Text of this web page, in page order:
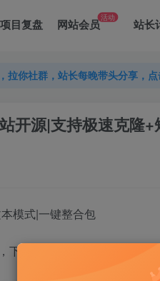
项目复盘 网站会员活动 站长
你社群，站长每晚带头分享，点
你社群，站长每晚带头分享，点
开源|支持极速克隆
模式|一键整合包
载解压即可使用